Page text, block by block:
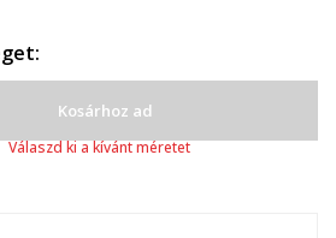
Kosárhoz ad
Válaszd ki a kívánt méretet